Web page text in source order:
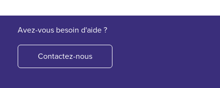
Avez-vous besoin d'aide ?
Contactez-nous